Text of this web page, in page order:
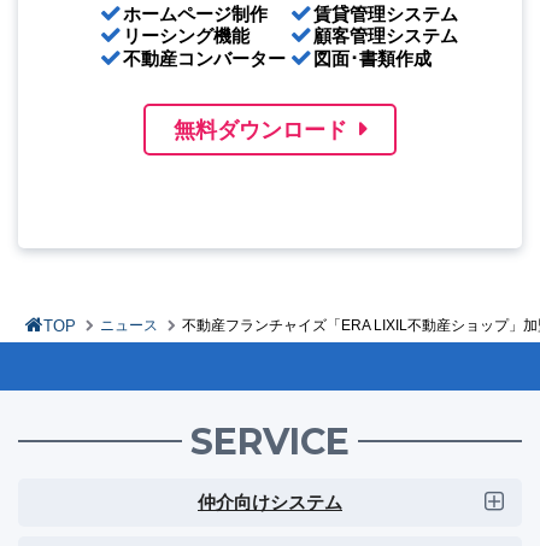
ホームページ制作
リーシング機能
不動産コンバーター
賃貸管理システム
顧客管理システム
図面･書類作成
無料ダウンロード
TOP ニュース 不動産フランチャイズ「ERA LIXIL不動産ショップ」
SERVICE
仲介向けシステム